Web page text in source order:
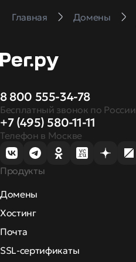
Главная Домены
8 800 555-34-78
Бесплатный звонок по России
+7 (495) 580-11-11
Телефон в Москве
Продукты
Домены
Хостинг
Почта
SSL-сертификаты